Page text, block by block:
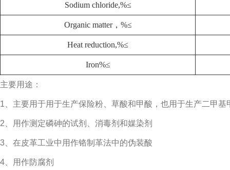
Sodium chloride,%≤
Organic matter，%≤
Heat reduction,%≤
Iron%≤
主要用途：
1、主要用于用于生产保险粉、草酸和甲酸，也用于生产二甲基
2、用作测定磷砷的试剂、消毒剂和媒染剂
3、在皮革工业中用作铬制革法中的伪装酸
4、用作防腐剂